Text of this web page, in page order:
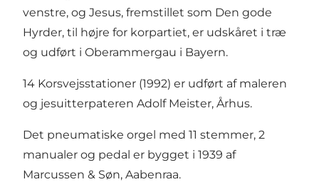
venstre, og Jesus, fremstillet som Den gode
Hyrder, til højre for korpartiet, er udskåret i træ
og udført i Oberammergau i Bayern.
14 Korsvejsstationer (1992) er udført af maleren
og jesuitterpateren Adolf Meister, Århus.
Det pneumatiske orgel med 11 stemmer, 2
manualer og pedal er bygget i 1939 af
Marcussen & Søn, Aabenraa.